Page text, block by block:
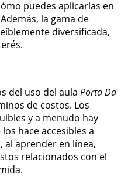
puedes aplicarlas en
la gama de
diversificada,
del uso del aula Porta Da
de costos. Los
y a menudo hay
hace accesibles a
al aprender en línea,
relacionados con el